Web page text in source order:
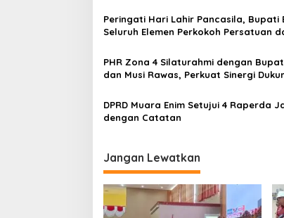
i
p
s
Peringati Hari Lahir Pancasila, Bupati
Seluruh Elemen Perkokoh Persatuan
PHR Zona 4 Silaturahmi dengan
dan Musi Rawas, Perkuat Sinergi
DPRD Muara Enim Setujui 4 Raperda
dengan Catatan
Jangan Lewatkan